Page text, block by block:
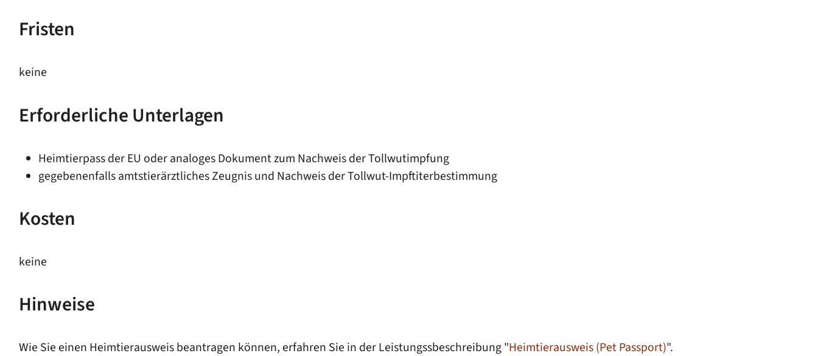
Fristen
keine
Erforderliche Unterlagen
Heimtierpass der EU oder analoges Dokument zum Nachweis der Tollwutimpfung
gegebenenfalls amtstierärztliches Zeugnis und Nachweis der Tollwut-Impftiterbestimmung
Kosten
keine
Hinweise
Wie Sie einen Heimtierausweis beantragen können, erfahren Sie in der Leistungssbeschreibung "Heimtierausweis (Pet Passport)".